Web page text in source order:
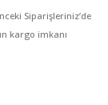
Siparişleriniz’de
kargo imkanı